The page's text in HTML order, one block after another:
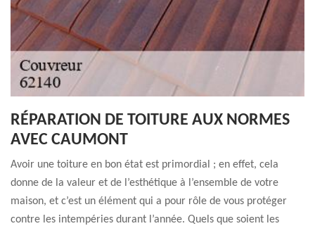
RÉPARATION DE TOITURE AUX NORMES
AVEC CAUMONT
Avoir une toiture en bon état est primordial ; en effet, cela
donne de la valeur et de l’esthétique à l’ensemble de votre
maison, et c’est un élément qui a pour rôle de vous protéger
contre les intempéries durant l’année. Quels que soient les